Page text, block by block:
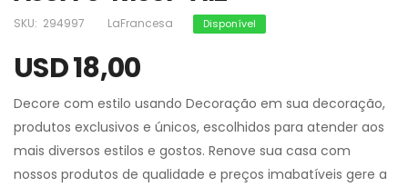
SKU: 294997 LaFrancesa Disponível
USD 18,00
Decore com estilo usando Decoração em sua decoração,
produtos exclusivos e únicos, escolhidos para atender aos
mais diversos estilos e gostos. Renove sua casa com
nossos produtos de qualidade e preços imabatíveis gere a